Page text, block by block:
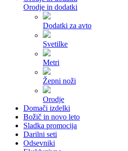
Orodje in dodatki
Dodatki za avto
Svetilke
Metri
Žepni noži
Orodje
Domači izdelki
Božič in novo leto
Sladka promocija
Darilni seti
Odsevniki